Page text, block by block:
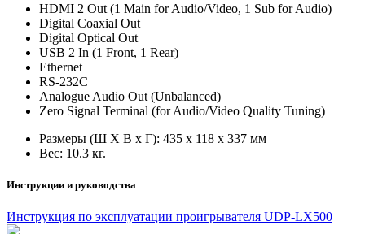
HDMI 2 Out (1 Main for Audio/Video, 1 Sub for Audio)
Digital Coaxial Out
Digital Optical Out
USB 2 In (1 Front, 1 Rear)
Ethernet
RS-232C
Analogue Audio Out (Unbalanced)
Zero Signal Terminal (for Audio/Video Quality Tuning)
Размеры (Ш X В x Г): 435 x 118 x 337 мм
Вес: 10.3 кг.
Инструкции и руководства
Инструкция по эксплуатации проигрывателя UDP-LX500